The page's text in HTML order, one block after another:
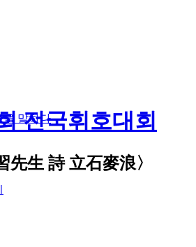
을 말하다전국휘호대회
先生 詩 立石麥浪〉